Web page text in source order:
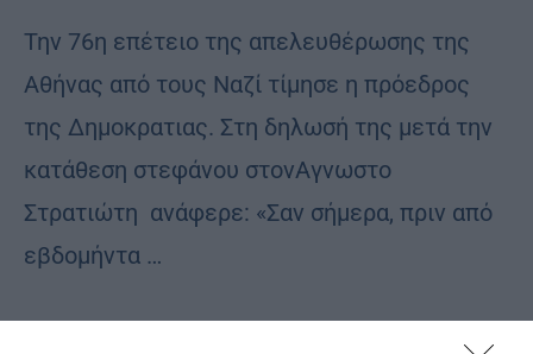
Την 76η επέτειο της απελευθέρωσης της
Αθήνας από τους Ναζί τίμησε η πρόεδρος
της Δημοκρατιας. Στη δηλωσή της μετά την
κατάθεση στεφάνου στονΑγνωστο
Στρατιώτη ανάφερε: «Σαν σήμερα, πριν από
εβδομήντα …